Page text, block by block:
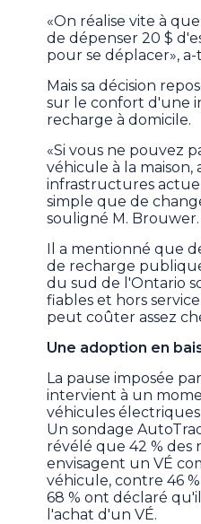
«On réalise vite à
de dépenser 20 $
pour se déplacer»,
Mais sa décision
sur le confort d'une
recharge à domicile.
«Si vous ne pouvez
véhicule à la maison,
infrastructures
simple que de
souligné M. Brouwer.
Il a mentionné que
de recharge
du sud de l'Ontario
fiables et hors
peut coûter assez
Une adoption en
La pause imposée
intervient à un
véhicules
Un sondage
révélé que 42 % des
envisagent un VÉ
véhicule, contre 46
68 % ont déclaré
l'achat d'un VÉ.